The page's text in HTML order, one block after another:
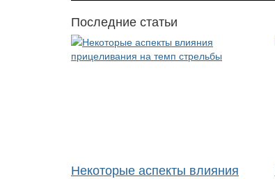
Последние статьи
Некоторые аспекты влияния